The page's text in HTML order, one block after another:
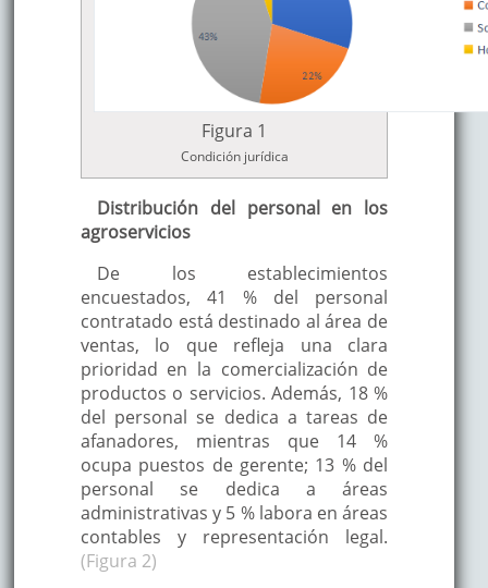
Figura 1
Condición jurídica
Distribución del personal en los
agroservicios
De los establecimientos
encuestados, 41 % del personal
contratado está destinado al área de
ventas, lo que refleja una clara
prioridad en la comercialización de
productos o servicios. Además, 18 %
del personal se dedica a tareas de
afanadores, mientras que 14 %
ocupa puestos de gerente; 13 % del
personal se dedica a áreas
administrativas y 5 % labora en áreas
contables y representación legal.
(Figura 2)